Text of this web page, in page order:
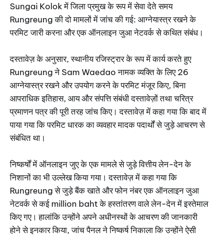
Sungai Kolok में जिला प्रमुख के रूप में सेवा देते समय
Rungreung की दो मामलों में जांच की गई: आग्नेयास्त्र रखने के
परमिट जारी करना और एक ऑनलाइन जुआ नेटवर्क से कथित संबंध।
दस्तावेज़ के अनुसार, स्थानीय रजिस्ट्रार के रूप में कार्य करते हुए
Rungreung ने Sam Waedao नामक व्यक्ति के लिए 26
आग्नेयास्त्र रखने और उपयोग करने के परमिट मंजूर किए, बिना
आपराधिक इतिहास, आय और संपत्ति संबंधी दस्तावेज़ों तथा चरित्र
प्रमाणन पत्र की पूरी तरह जांच किए। दस्तावेज़ में कहा गया कि बाद में
पाया गया कि परमिट धारक का व्यवहार मादक पदार्थों से जुड़े आचरण से
संबंधित था।
निष्कर्षों में ऑनलाइन जुए के एक मामले से जुड़े वित्तीय लेन-देन के
निशानों का भी उल्लेख किया गया। दस्तावेज़ में कहा गया कि
Rungreung से जुड़े बैंक खाते और फोन नंबर एक ऑनलाइन जुआ
नेटवर्क से कई million baht के हस्तांतरण वाले लेन-देन में इस्तेमाल
किए गए। हालांकि उन्होंने अपने अधीनस्थों के आचरण की जानकारी
होने से इनकार किया, जांच पैनल ने निष्कर्ष निकाला कि उन्होंने ऐसी